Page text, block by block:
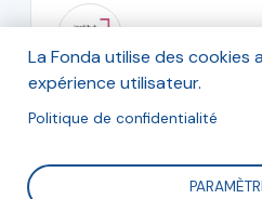
La Fonda utilise des cookies
expérience utilisateur.
Politique de confidentialité